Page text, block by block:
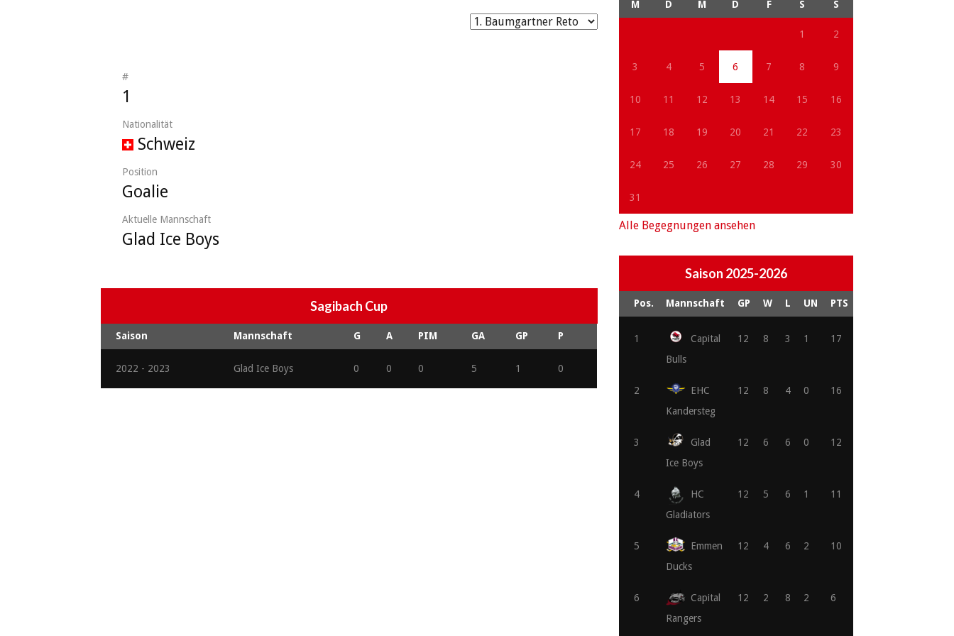
#
1
Nationalität
Schweiz
Position
Goalie
Aktuelle Mannschaft
Glad Ice Boys
Sagibach Cup
Saison Mannschaft G A PIM GA GP P
2022 - 2023 Glad Ice Boys 0 0 0 5 1 0
M D M D F S S
1 2
3 4 5 6 7 8 9
10 11 12 13 14 15 16
17 18 19 20 21 22 23
24 25 26 27 28 29 30
31
Alle Begegnungen ansehen
Saison 2025-2026
Pos. Mannschaft GP W L UN PTS
1
Capital
Bulls
12 8 3 1 17
2
EHC
Kandersteg
12 8 4 0 16
3
Glad
Ice Boys
12 6 6 0 12
4
HC
Gladiators
12 5 6 1 11
5
Emmen
Ducks
12 4 6 2 10
6
Capital
Rangers
12 2 8 2 6